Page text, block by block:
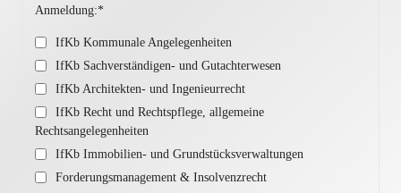
Anmeldung:*
IfKb Kommunale Angelegenheiten
IfKb Sachverständigen- und Gutachterwesen
IfKb Architekten- und Ingenieurrecht
IfKb Recht und Rechtspflege, allgemeine
Rechtsangelegenheiten
IfKb Immobilien- und Grundstücksverwaltungen
Forderungsmanagement & Insolvenzrecht